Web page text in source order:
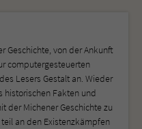
Geschichte, von der Ankunft
computergesteuerten
Lesers Gestalt an. Wieder
historischen Fakten und
der Michener Geschichte zu
an den Existenzkämpfen